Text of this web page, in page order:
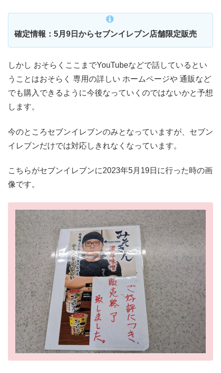
確定情報：5月9日からセブンイレブン店舗限定販売
しかし おそらくここまでYouTubeなどで話しているとい
うことはおそらく 専用の詳しい ホームページや 通販など
でも購入できるように今後なっていくのではないかと予想
します。
今のところセブンイレブンのみとなっていますが、セブン
イレブンだけでは対応しきれなくなっています。
こちらがセブンイレブンに2023年5月19日に行った時の画
像です。